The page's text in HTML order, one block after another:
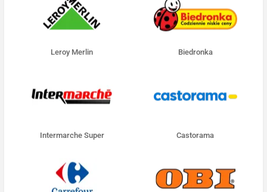
Leroy Merlin Biedronka
Intermarche Super Castorama